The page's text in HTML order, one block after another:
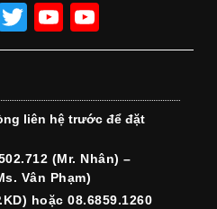
Li
T
wi
er
Y
o
T
u
b
e
o
T
u
b
e
liên hệ trước để đặt
(Mr. Nhân) –
Vân Phạm)
hoặc 08.6859.1260